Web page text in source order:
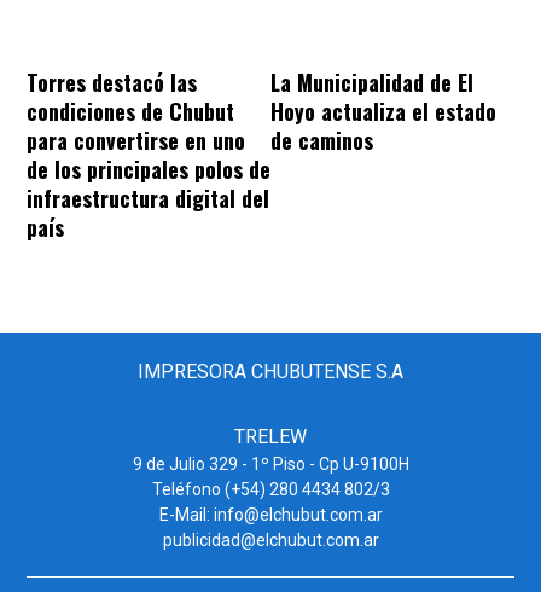
Torres destacó las
condiciones de Chubut
para convertirse en uno
de los principales polos de
infraestructura digital del
país
La Municipalidad de El
Hoyo actualiza el estado
de caminos
IMPRESORA CHUBUTENSE S.A
TRELEW
9 de Julio 329 - 1º Piso - Cp U-9100H
Teléfono (+54) 280 4434 802/3
E-Mail: info@elchubut.com.ar
publicidad@elchubut.com.ar